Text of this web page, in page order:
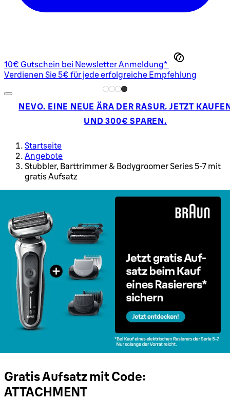
10€ Gutschein bei Newsletter Anmeldung*
Verdienen Sie 5€ für jede erfolgreiche Empfehlung
NEVO. EINE NEUE ÄRA DER RASUR. JETZT
UND 300€ SPAREN.
Startseite
Angebote
Stubbler, Barttrimmer & Bodygroomer Series 5-7 mit
gratis Aufsatz
Gratis Aufsatz mit Code:
ATTACHMENT